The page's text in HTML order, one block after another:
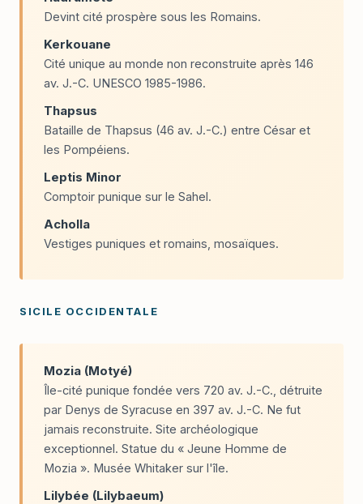
Devint cité prospère sous les Romains.
Kerkouane
Cité unique au monde non reconstruite après 146
av. J.-C. UNESCO 1985-1986.
Thapsus
Bataille de Thapsus (46 av. J.-C.) entre César et
les Pompéiens.
Leptis Minor
Comptoir punique sur le Sahel.
Acholla
Vestiges puniques et romains, mosaïques.
SICILE OCCIDENTALE
Mozia (Motyé)
Île-cité punique fondée vers 720 av. J.-C., détruite
par Denys de Syracuse en 397 av. J.-C. Ne fut
jamais reconstruite. Site archéologique
exceptionnel. Statue du « Jeune Homme de
Mozia ». Musée Whitaker sur l'île.
Lilybée (Lilybaeum)